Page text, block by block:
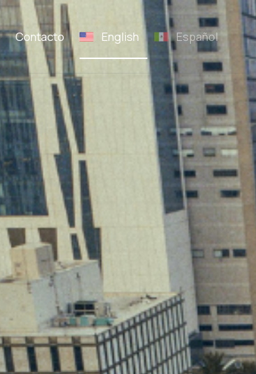
Contacto English Español